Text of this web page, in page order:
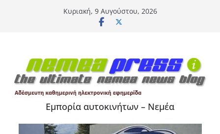
Κυριακή, 9 Αυγούστου, 2026
Εμπορία αυτοκινήτων – Νεμέα